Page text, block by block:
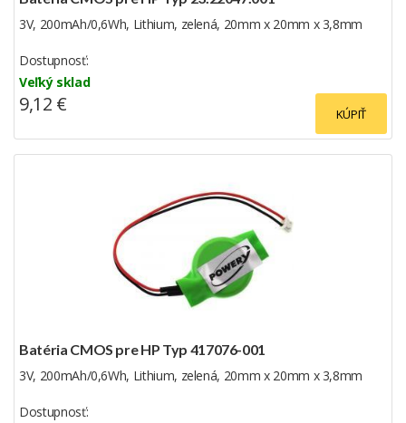
3V, 200mAh/0,6Wh, Lithium, zelená, 20mm x 20mm x 3,8mm
Dostupnosť:
Veľký sklad
KÚPIŤ
9,12 €
Batéria CMOS pre HP Typ 417076-001
3V, 200mAh/0,6Wh, Lithium, zelená, 20mm x 20mm x 3,8mm
Dostupnosť: